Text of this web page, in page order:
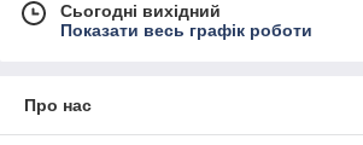
Сьогодні вихідний
Показати весь графік роботи
Про нас